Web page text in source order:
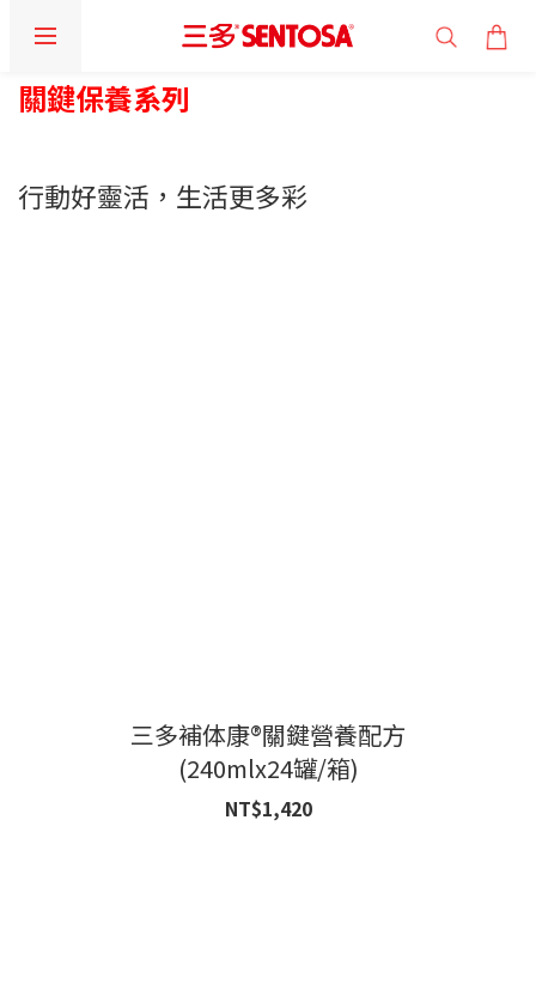
關鍵保養系列
行動好靈活，生活更多彩
三多補体康®關鍵營養配方
(240mlx24罐/箱)
NT$1,420